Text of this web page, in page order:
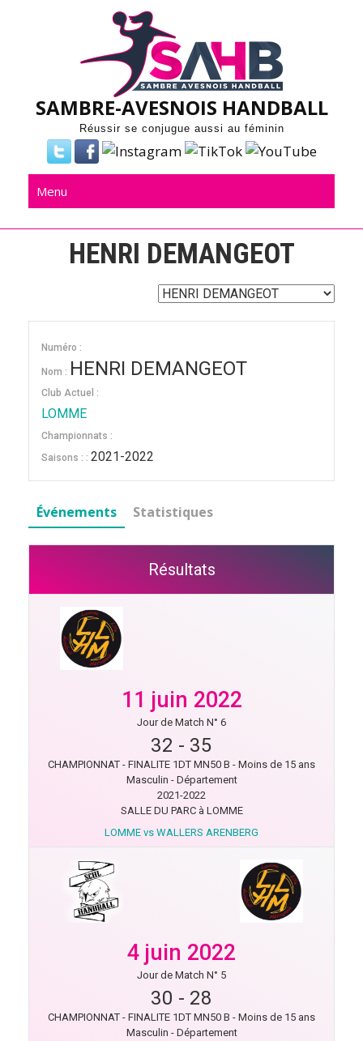
SAMBRE-AVESNOIS HANDBALL
Réussir se conjugue aussi au féminin
Menu
HENRI DEMANGEOT
Numéro :
Nom : HENRI DEMANGEOT
Club Actuel :
LOMME
Championnats :
Saisons : : 2021-2022
Événements Statistiques
Résultats
11 juin 2022
Jour de Match N° 6
32 - 35
CHAMPIONNAT - FINALITE 1DT MN50 B - Moins de 15 ans
Masculin - Département
2021-2022
SALLE DU PARC à LOMME
LOMME vs WALLERS ARENBERG
4 juin 2022
Jour de Match N° 5
30 - 28
CHAMPIONNAT - FINALITE 1DT MN50 B - Moins de 15 ans
Masculin - Département